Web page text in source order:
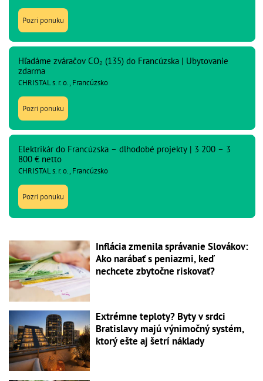
Pozri ponuku
Hľadáme zváračov CO₂ (135) do Francúzska | Ubytovanie
zdarma
CHRISTAL s. r. o., Francúzsko
Pozri ponuku
Elektrikár do Francúzska – dlhodobé projekty | 3 200 – 3
800 € netto
CHRISTAL s. r. o., Francúzsko
Pozri ponuku
Inflácia zmenila správanie Slovákov:
Ako narábať s peniazmi, keď
nechcete zbytočne riskovať?
Extrémne teploty? Byty v srdci
Bratislavy majú výnimočný systém,
ktorý ešte aj šetrí náklady